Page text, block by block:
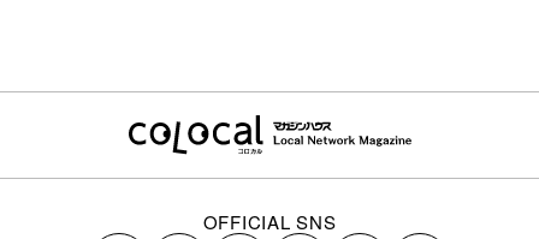
OFFICIAL SNS